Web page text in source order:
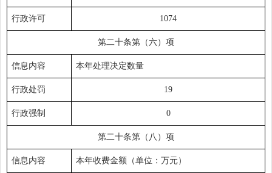
行政许可 1074
第二十条第（六）项
信息内容 本年处理决定数量
行政处罚 19
行政强制 0
第二十条第（八）项
信息内容 本年收费金额（单位：万元）